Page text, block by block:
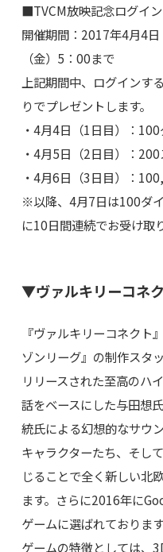
■TVCM放映記念ログイ
開催期間：2017年4月4
（金）5：00まで
上記期間中、ログインす
りでプレゼントします。
・4月4日（1日目）：
・4月5日（2日目）：
・4月6日（3日目）：
※以降、4月7日は100ダ
に10日間連続でお受け取
▼ヴァルキリーコネ
『ヴァルキリーコネクト
ゾンリーグ』の制作スタ
リリースされた至高のハ
話をベースにした与田想
統氏による幻想的なサウ
キャラクターたち、そし
じることで全く新しい北
ます。さらに2016年に
ゲームに選ばれております
ゲームの特徴としては、